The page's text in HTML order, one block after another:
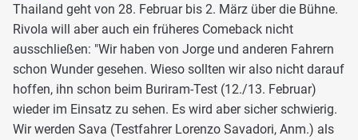
Thailand geht von 28. Februar bis 2. März über die Bühne.
Rivola will aber auch ein früheres Comeback nicht
ausschließen: "Wir haben von Jorge und anderen Fahrern
schon Wunder gesehen. Wieso sollten wir also nicht darauf
hoffen, ihn schon beim Buriram-Test (12./13. Februar)
wieder im Einsatz zu sehen. Es wird aber sicher schwierig.
Wir werden Sava (Testfahrer Lorenzo Savadori, Anm.) als